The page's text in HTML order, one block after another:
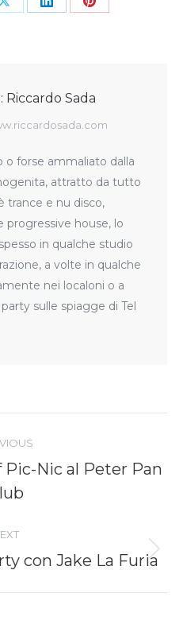
Share Share Share
Riccardo Sada
o forse ammaliato dalla
attratto da tutto
trance e nu disco,
progressive house, lo
in qualche studio
a volte in qualche
nei localoni o a
sulle spiagge di Tel
Previous
post:
Pic-Nic al Peter Pan
Nextcon Jake La Furia